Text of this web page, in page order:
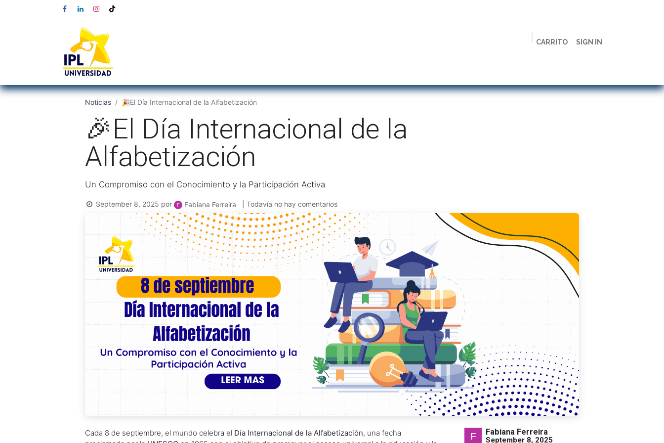
CARRITO SIGN IN
Noticias 🎉El Día Internacional de la Alfabetización
🎉El Día Internacional de la
Alfabetización
Un Compromiso con el Conocimiento y la Participación Activa
September 8, 2025 por Fabiana Ferreira | Todavía no hay comentarios
Cada 8 de septiembre, el mundo celebra el Día Internacional de la Alfabetización, una fecha
Fabiana Ferreira
September 8, 2025